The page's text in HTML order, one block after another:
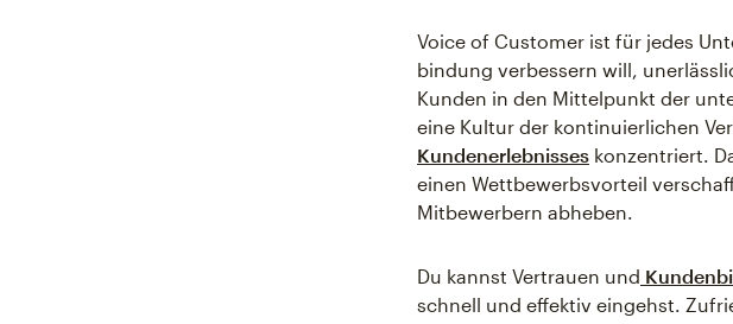
Voice of Customer ist für jedes
bindung verbessern will,
Kunden in den Mittelpunkt der
eine Kultur der kontinuierlichen
Kundenerlebnisses konzentriert.
einen Wettbewerbsvorteil
Mitbewerbern abheben.
Du kannst Vertrauen und
schnell und effektiv eingehst.